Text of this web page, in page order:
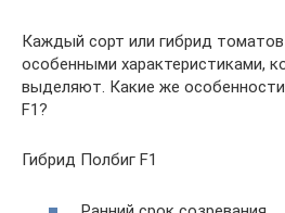
Каждый сорт или гибрид
особенными характеристиками,
выделяют. Какие же
F1?
Гибрид Полбиг F1